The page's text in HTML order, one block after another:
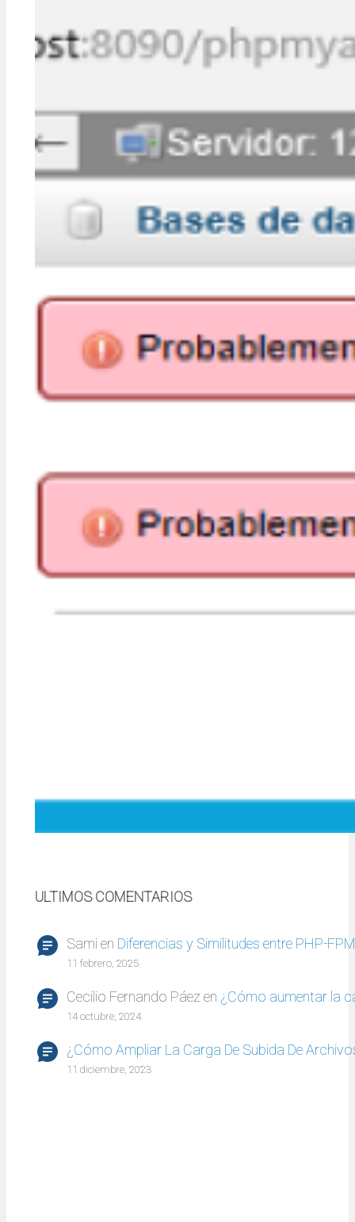
ULTIMOS COMENTARIOS
Samien Diferencias y Similitudes entre PHP-
11 febrero, 2025
Cecilio Fernando Páez en ¿Cómo aumentar la
14 octubre, 2024
¿Cómo Ampliar La Carga De Subida De
11 diciembre, 2023